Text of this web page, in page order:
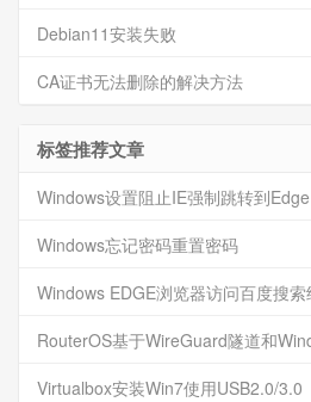
Debian11安装失败
CA证书无法删除的解决方法
标签推荐文章
Windows设置阻止IE强制跳转到Edge
Windows忘记密码重置密码
RouterOS基于WireGuard隧道和
Virtualbox安装Win7使用USB2.0/3.0